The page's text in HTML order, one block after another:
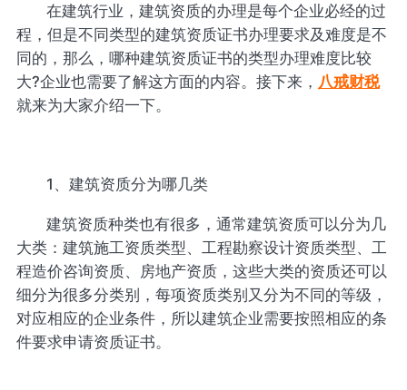
在建筑行业，建筑资质的办理是每个企业必经的过
程，但是不同类型的建筑资质证书办理要求及难度是不
同的，那么，哪种建筑资质证书的类型办理难度比较
大?企业也需要了解这方面的内容。接下来， 八戒财税
就来为大家介绍一下。
1、建筑资质分为哪几类
建筑资质种类也有很多，通常建筑资质可以分为几
大类：建筑施工资质类型、工程勘察设计资质类型、工
程造价咨询资质、房地产资质，这些大类的资质还可以
细分为很多分类别，每项资质类别又分为不同的等级，
对应相应的企业条件，所以建筑企业需要按照相应的条
件要求申请资质证书。